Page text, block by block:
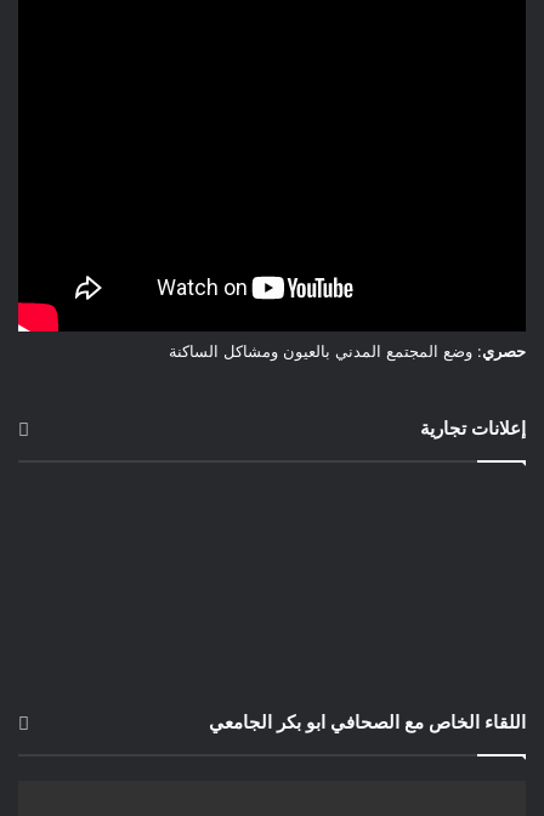
حصري: وضع المجتمع المدني بالعيون ومشاكل الساكنة
إعلانات تجارية
اللقاء الخاص مع الصحافي ابو بكر الجامعي